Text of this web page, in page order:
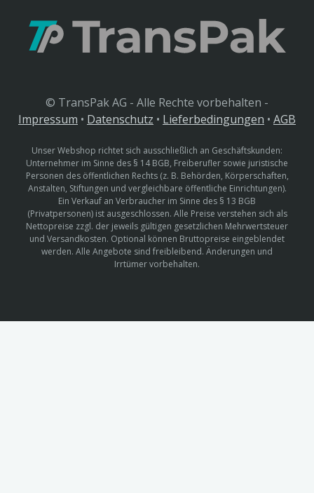
© TransPak AG - Alle Rechte vorbehalten -
Impressum • Datenschutz • Lieferbedingungen • AGB
Unser Webshop richtet sich ausschließlich an Geschäftskunden:
Unternehmer im Sinne des § 14 BGB, Freiberufler sowie juristische
Personen des öffentlichen Rechts (z. B. Behörden, Körperschaften,
Anstalten, Stiftungen und vergleichbare öffentliche Einrichtungen).
Ein Verkauf an Verbraucher im Sinne des § 13 BGB
(Privatpersonen) ist ausgeschlossen. Alle Preise verstehen sich als
Nettopreise zzgl. der jeweils gültigen gesetzlichen Mehrwertsteuer
und Versandkosten. Optional können Bruttopreise eingeblendet
werden. Alle Angebote sind freibleibend. Änderungen und
Irrtümer vorbehalten.